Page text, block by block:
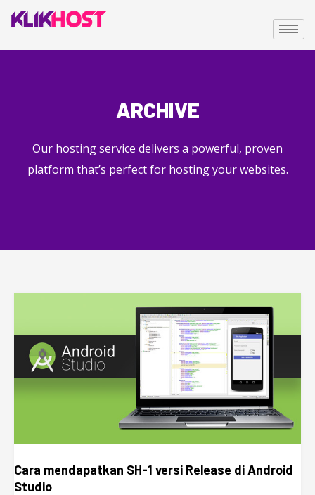
ARCHIVE
Our hosting service delivers a powerful, proven
platform that’s perfect for hosting your websites.
Cara mendapatkan SH-1 versi Release di Android
Studio